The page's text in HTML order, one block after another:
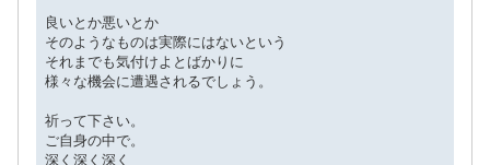
良いとか悪いとか
そのようなものは実際にはないという
それまでも気付けよとばかりに
様々な機会に遭遇されるでしょう。
祈って下さい。
ご自身の中で。
深く深く深く